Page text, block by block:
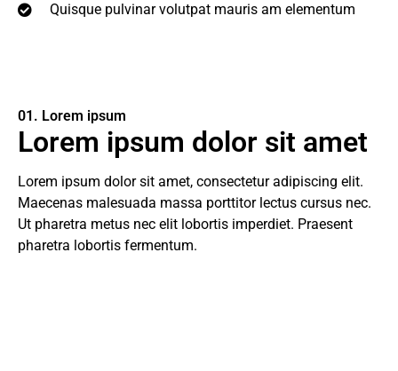
Quisque pulvinar volutpat mauris am elementum
01. Lorem ipsum
Lorem ipsum dolor sit amet
Lorem ipsum dolor sit amet, consectetur adipiscing elit.
Maecenas malesuada massa porttitor lectus cursus nec.
Ut pharetra metus nec elit lobortis imperdiet. Praesent
pharetra lobortis fermentum.